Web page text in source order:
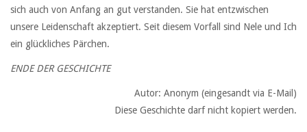
sich auch von Anfang an gut verstanden. Sie hat entzwischen
unsere Leidenschaft akzeptiert. Seit diesem Vorfall sind Nele und Ich
ein glückliches Pärchen.
ENDE DER GESCHICHTE
Autor: Anonym (eingesandt via E-Mail)
Diese Geschichte darf nicht kopiert werden.